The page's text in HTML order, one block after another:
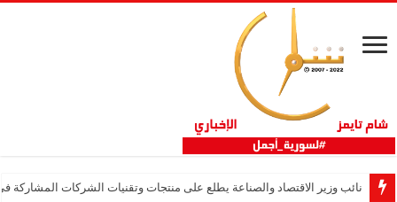
نائب وزير الاقتصاد والصناعة يطلع على منتجات وتقنيات الشركات المشاركة في